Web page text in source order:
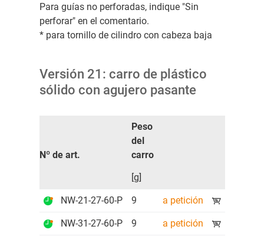
Para guías no perforadas, indique "Sin
perforar" en el comentario.
* para tornillo de cilindro con cabeza baja
Versión 21: carro de plástico
sólido con agujero pasante
Nº de art.
Peso
del
carro
[g]
NW-21-27-60-P 9 a petición
NW-31-27-60-P 9 a petición